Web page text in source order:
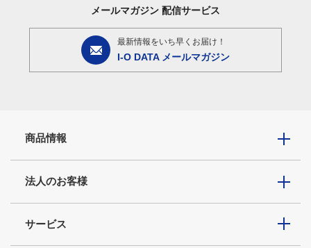
メールマガジン 配信サービス
最新情報をいち早くお届け！
I-O DATA メールマガジン
商品情報
法人のお客様
サービス